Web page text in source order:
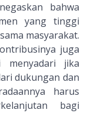
bahwa
yang tinggi
masyarakat.
juga
menyadari jika
dukungan dan
harus
bagi